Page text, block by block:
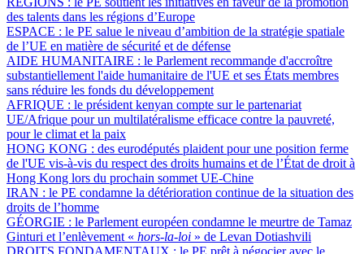
des talents dans les régions d’Europe
ESPACE : le PE salue le niveau d’ambition de la stratégie spatiale
de l’UE en matière de sécurité et de défense
AIDE HUMANITAIRE : le Parlement recommande d'accroître
substantiellement l'aide humanitaire de l'UE et ses États membres
sans réduire les fonds du développement
AFRIQUE : le président kenyan compte sur le partenariat
UE/Afrique pour un multilatéralisme efficace contre la pauvreté,
pour le climat et la paix
HONG KONG : des eurodéputés plaident pour une position ferme
de l'UE vis-à-vis du respect des droits humains et de l’État de droit à
Hong Kong lors du prochain sommet UE-Chine
IRAN : le PE condamne la détérioration continue de la situation des
droits de l’homme
GÉORGIE : le Parlement européen condamne le meurtre de Tamaz
Ginturi et l’enlèvement « hors-la-loi » de Levan Dotiashvili
DROITS FONDAMENTAUX : le PE prêt à négocier avec le